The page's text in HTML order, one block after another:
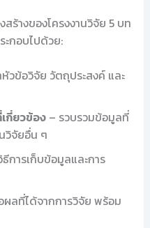
ร้างของโครงงานวิจัย 5 บท
ะกอบไปด้วย:
วข้อวิจัย วัตถุประสงค์ และ
กี่ยวข้อง– รวบรวมข้อมูลที่
วิจัยอื่น ๆ
การเก็บข้อมูลและการ
ลที่ได้จากการวิจัย พร้อม